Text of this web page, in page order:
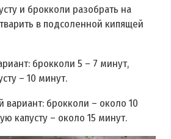
и брокколи разобрать на
в подсоленной кипящей
брокколи 5 – 7 минут,
– 10 минут.
вариант: брокколи – около 10
капусту – около 15 минут.